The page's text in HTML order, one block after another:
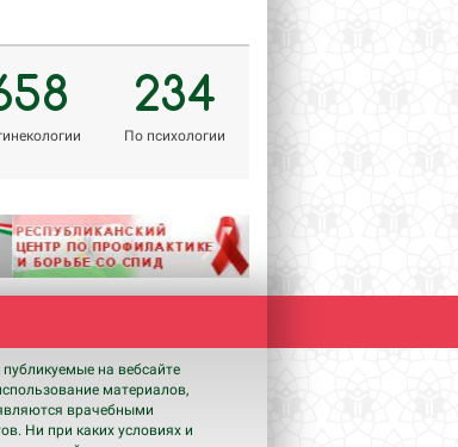
234
По психологии
Next
на вебсайте
материалов,
врачебными
Ни при каких условиях и